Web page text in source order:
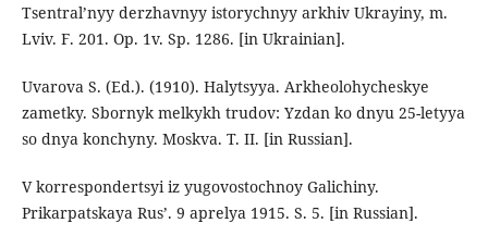
Tsentral’nyy derzhavnyy istorychnyy arkhiv Ukrayiny, m.
Lviv. F. 201. Op. 1v. Sp. 1286. [in Ukrainian].
Uvarovа S. (Ed.). (1910). Halytsyya. Arkheolohycheskye
zametky. Sbornyk melkykh trudov: Yzdan ko dnyu 25-letyya
so dnya konchyny. Moskva. T. II. [in Russian].
V korrespondertsyi iz yugovostochnoy Galichiny.
Prikarpatskaya Rus’. 9 aprelya 1915. S. 5. [in Russian].